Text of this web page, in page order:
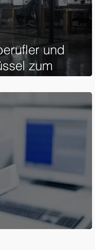
und
zum
Mediziner